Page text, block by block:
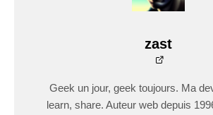
zast
Geek un jour, geek toujours. Ma
learn, share. Auteur web depuis